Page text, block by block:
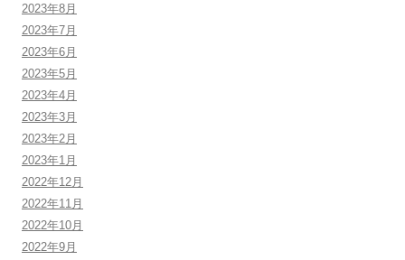
2023年8月
2023年7月
2023年6月
2023年5月
2023年4月
2023年3月
2023年2月
2023年1月
2022年12月
2022年11月
2022年10月
2022年9月